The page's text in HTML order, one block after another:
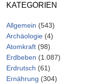
KATEGORIEN
Allgemein (543)
Archäologie (4)
Atomkraft (98)
Erdbeben (1.087)
Erdrutsch (61)
Ernährung (304)